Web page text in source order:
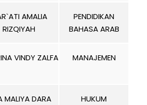
AMALIA
RIZQIYAH
PENDIDIKAN
BAHASA ARAB
VINDY ZALFA MANAJEMEN
MALIYA DARA
HUKUM